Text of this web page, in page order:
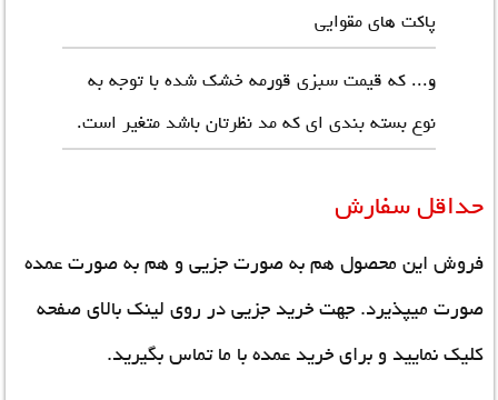
پاکت های مقوایی
و... که قیمت سبزی قورمه خشک شده با توجه به
نوع بسته بندی ای که مد نظرتان باشد متغیر است.
حداقل سفارش
فروش این محصول هم به صورت جزیی و هم به صورت عمده
صورت میپذیرد. جهت خرید جزیی در روی لینک بالای صفحه
کلیک نمایید و برای خرید عمده با ما تماس بگیرید.